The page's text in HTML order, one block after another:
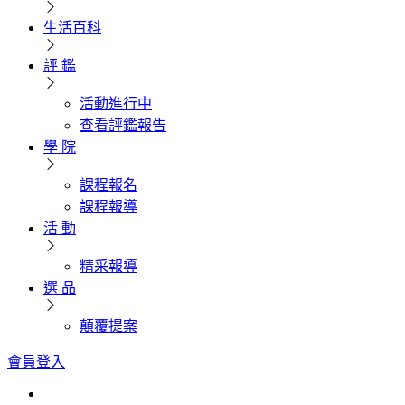
生活百科
評 鑑
活動進行中
查看評鑑報告
學 院
課程報名
課程報導
活 動
精采報導
選 品
顛覆提案
會員登入